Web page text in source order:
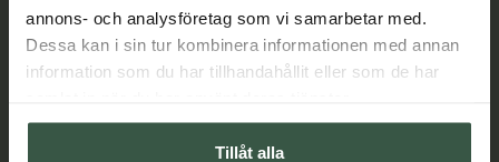
annons- och analysföretag som vi samarbetar med.
Dessa kan i sin tur kombinera informationen med annan
information som du har tillhandahållit eller som de har
Tillåt alla